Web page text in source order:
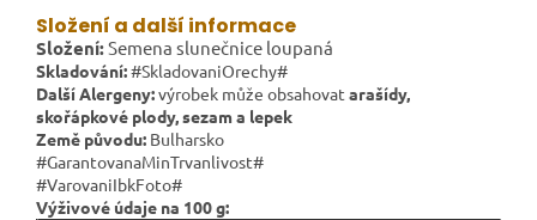
Složení a další informace
Složení:Semena slunečnice loupaná
Skladování:#SkladovaniOrechy#
Další Alergeny:výrobek může obsahovat arašídy,
skořápkové plody, sezam a lepek
Země původu: Bulharsko
#GarantovanaMinTrvanlivost#
#VarovaniIbkFoto#
Výživové údaje na 100 g: